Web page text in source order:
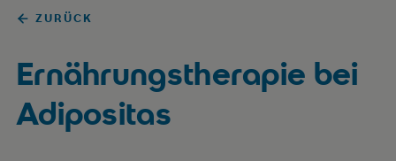
ZURÜCK
Ernährungstherapie bei
Adipositas